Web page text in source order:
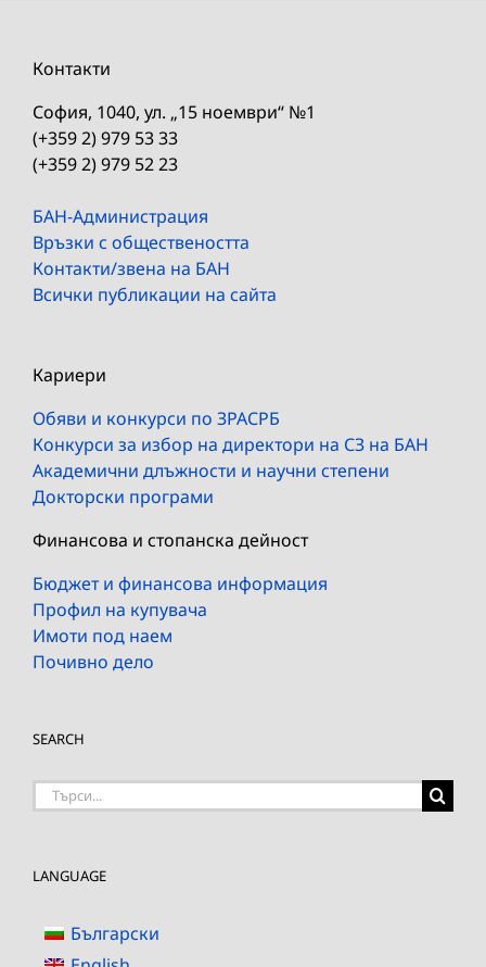
Контакти
София, 1040, ул. „15 ноември“ №1
(+359 2) 979 53 33
(+359 2) 979 52 23
БАН-Администрация
Връзки с обществеността
Контакти/звена на БАН
Всички публикации на сайта
Кариери
Обяви и конкурси по ЗРАСРБ
Конкурси за избор на директори на СЗ на БАН
Академични длъжности и научни степени
Докторски програми
Финансова и стопанска дейност
Бюджет и финансова информация
Профил на купувача
Имоти под наем
Почивно дело
SEARCH
Търсене
LANGUAGE
Български